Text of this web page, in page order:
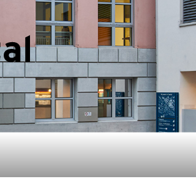
Liestal